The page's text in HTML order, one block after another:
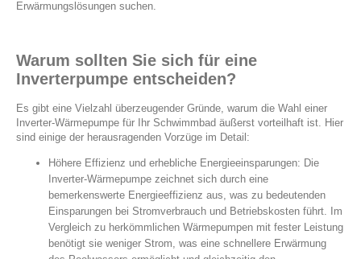
Erwärmungslösungen suchen.
Warum sollten Sie sich für eine
Inverterpumpe entscheiden?
Es gibt eine Vielzahl überzeugender Gründe, warum die Wahl einer
Inverter-Wärmepumpe für Ihr Schwimmbad äußerst vorteilhaft ist. Hier
sind einige der herausragenden Vorzüge im Detail:
Höhere Effizienz und erhebliche Energieeinsparungen: Die
Inverter-Wärmepumpe zeichnet sich durch eine
bemerkenswerte Energieeffizienz aus, was zu bedeutenden
Einsparungen bei Stromverbrauch und Betriebskosten führt. Im
Vergleich zu herkömmlichen Wärmepumpen mit fester Leistung
benötigt sie weniger Strom, was eine schnellere Erwärmung